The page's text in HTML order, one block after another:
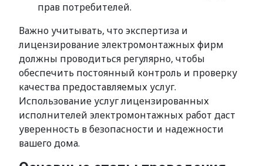
прав потребителей.
Важно учитывать, что экспертиза и
лицензирование электромонтажных фирм
должны проводиться регулярно, чтобы
обеспечить постоянный контроль и проверку
качества предоставляемых услуг.
Использование услуг лицензированных
исполнителей электромонтажных работ даст
уверенность в безопасности и надежности
вашего дома.